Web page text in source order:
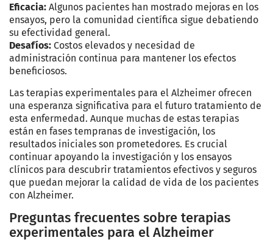
Eficacia: Algunos pacientes han mostrado mejoras en los
ensayos, pero la comunidad científica sigue debatiendo
su efectividad general.
Desafíos: Costos elevados y necesidad de
administración continua para mantener los efectos
beneficiosos.
Las terapias experimentales para el Alzheimer ofrecen
una esperanza significativa para el futuro tratamiento de
esta enfermedad. Aunque muchas de estas terapias
están en fases tempranas de investigación, los
resultados iniciales son prometedores. Es crucial
continuar apoyando la investigación y los ensayos
clínicos para descubrir tratamientos efectivos y seguros
que puedan mejorar la calidad de vida de los pacientes
con Alzheimer.
Preguntas frecuentes sobre terapias
experimentales para el Alzheimer